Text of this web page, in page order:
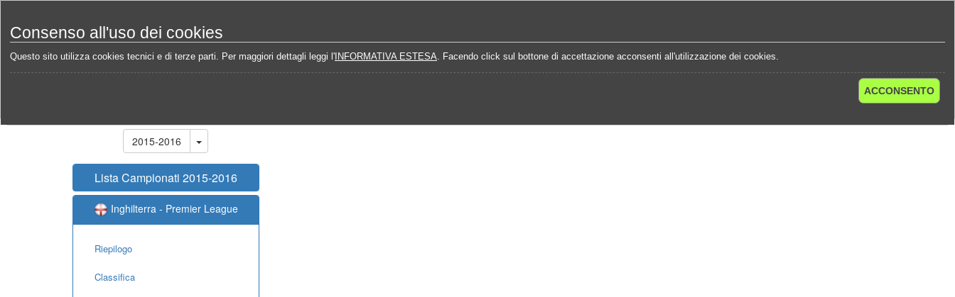
Consenso all'uso dei cookies
Questo sito utilizza cookies tecnici e di terze parti. Per maggiori dettagli leggi l' INFORMATIVA ESTESA. Facendo click sul bottone di accettazione acconsenti all'utilizzazione dei cookies.
ACCONSENTO
Home Campionati Inghilterra - Premier League 2015-2016 Calendario
2015-2016
Lista Campionati 2015-2016
Inghilterra - Premier League
Riepilogo
Classifica